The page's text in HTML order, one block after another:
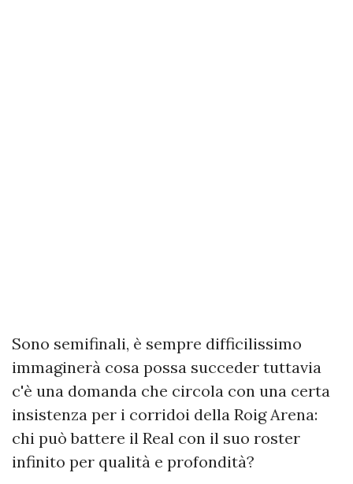
Sono semifinali, è sempre difficilissimo
immaginerà cosa possa succeder tuttavia
c'è una domanda che circola con una certa
insistenza per i corridoi della Roig Arena:
chi può battere il Real con il suo roster
infinito per qualità e profondità?